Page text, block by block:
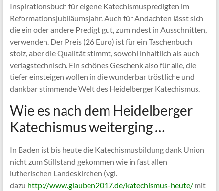
Inspirationsbuch für eigene Katechismuspredigten im
Reformationsjubiläumsjahr. Auch für Andachten lässt sich
die ein oder andere Predigt gut, zumindest in Ausschnitten,
verwenden. Der Preis (26 Euro) ist für ein Taschenbuch
stolz, aber die Qualität stimmt, sowohl inhaltlich als auch
verlagstechnisch. Ein schönes Geschenk also für alle, die
tiefer einsteigen wollen in die wunderbar tröstliche und
dankbar stimmende Welt des Heidelberger Katechismus.
Wie es nach dem Heidelberger
Katechismus weiterging …
In Baden ist bis heute die Katechismusbildung dank Union
nicht zum Stillstand gekommen wie in fast allen
lutherischen Landeskirchen (vgl.
dazu http://www.glauben2017.de/katechismus-heute/mit